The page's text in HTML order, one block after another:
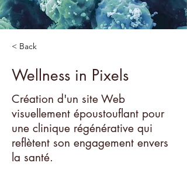
< Back
Wellness in Pixels
Création d'un site Web
visuellement époustouflant pour
une clinique régénérative qui
reflètent son engagement envers
la santé.